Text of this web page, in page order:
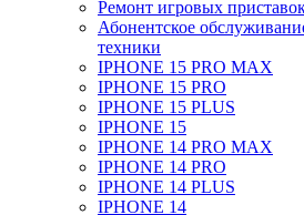
Ремонт игровых
Абонентское
техники
IPHONE 15 PRO MAX
IPHONE 15 PRO
IPHONE 15 PLUS
IPHONE 15
IPHONE 14 PRO MAX
IPHONE 14 PRO
IPHONE 14 PLUS
IPHONE 14